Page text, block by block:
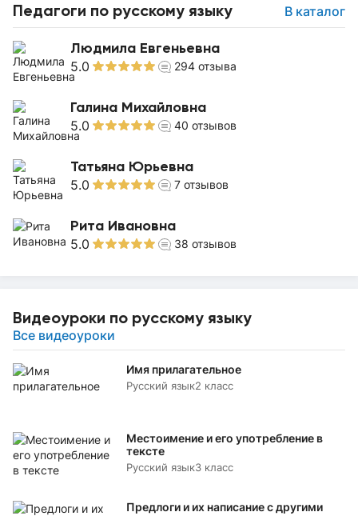
Педагоги по русскому языку В каталог
Людмила Евгеньевна
5.0 294 отзыва
Галина Михайловна
5.0 40 отзывов
Татьяна Юрьевна
5.0 7 отзывов
Рита Ивановна
5.0 38 отзывов
Видеоуроки по русскому языку
Все видеоуроки
Имя прилагательное
Русский язык2 класс
Местоимение и его употребление в
тексте
Русский язык3 класс
Предлоги и их написание с другими